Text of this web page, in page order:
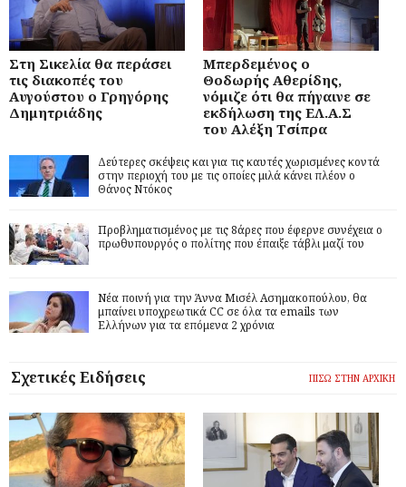
Στη Σικελία θα περάσει
τις διακοπές του
Αυγούστου ο Γρηγόρης
Δημητριάδης
Μπερδεμένος ο
Θοδωρής Αθερίδης,
νόμιζε ότι θα πήγαινε σε
εκδήλωση της ΕΛ.Α.Σ
του Αλέξη Τσίπρα
Δεύτερες σκέψεις και για τις καυτές χωρισμένες κοντά
στην περιοχή του με τις οποίες μιλά κάνει πλέον ο
Θάνος Ντόκος
Προβληματισμένος με τις 8άρες που έφερνε συνέχεια ο
πρωθυπουργός ο πολίτης που έπαιξε τάβλι μαζί του
Νέα ποινή για την Άννα Μισέλ Ασημακοπούλου, θα
μπαίνει υποχρεωτικά CC σε όλα τα emails των
Ελλήνων για τα επόμενα 2 χρόνια
Σχετικές Ειδήσεις ΠΙΣΩ ΣΤΗΝ ΑΡΧΙΚΗ